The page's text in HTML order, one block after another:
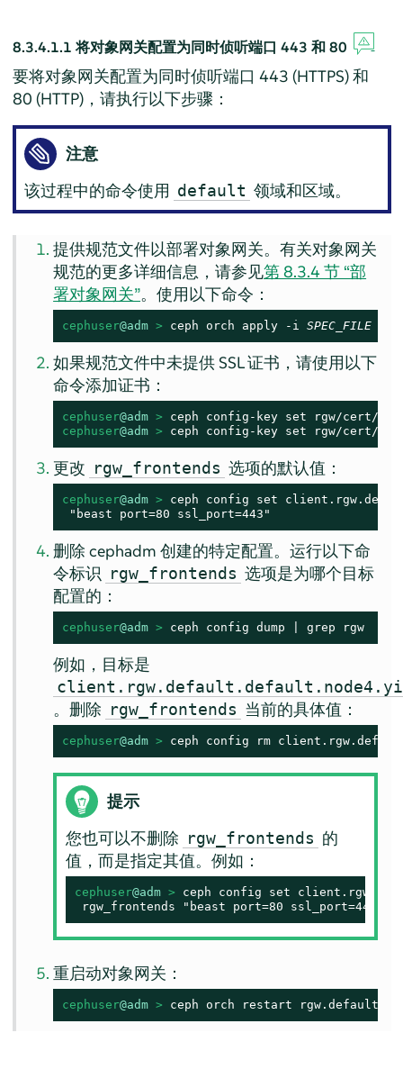
8.3.4.1.1将对象网关配置为同时侦听端口 443 和 80
要将对象网关配置为同时侦听端口 443 (HTTPS) 和
80 (HTTP)，请执行以下步骤：
注意
该过程中的命令使用 default 领域和区域。
提供规范文件以部署对象网关。有关对象网关
规范的更多详细信息，请参见第 8.3.4 节 “部
署对象网关”。使用以下命令：
cephuser@adm > ceph orch apply -i SPEC_FILE
如果规范文件中未提供 SSL 证书，请使用以下
命令添加证书：
cephuser@adm >
cephuser@adm > ceph config-key set rgw/cert/
更改 rgw_frontends 选项的默认值：
cephuser@adm > ceph config set
"beast port=80 ssl_port=443"
删除 cephadm 创建的特定配置。运行以下命
令标识 rgw_frontends 选项是为哪个目标
配置的：
cephuser@adm > ceph config dump | grep rgw
例如，目标是
。删除 rgw_frontends 当前的具体值：
cephuser@adm > ceph config rm
提示
您也可以不删除 rgw_frontends 的
值，而是指定其值。例如：
cephuser@adm > ceph config set
rgw_frontends "beast port=80 ssl_port=443"
重启动对象网关：
cephuser@adm > ceph orch restart